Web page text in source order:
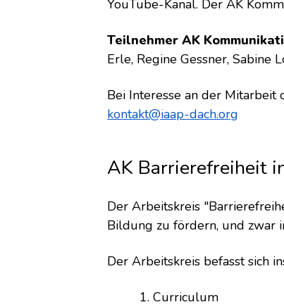
YouTube-Kanal. Der AK
Teilnehmer AK
Erle, Regine Gessner, Sabine
Bei Interesse an der Mitarbeit
kontakt@iaap-dach.org
AK Barrierefreiheit
Der Arbeitskreis
Bildung zu fördern, und zwar
Der Arbeitskreis befasst sich
Curriculum